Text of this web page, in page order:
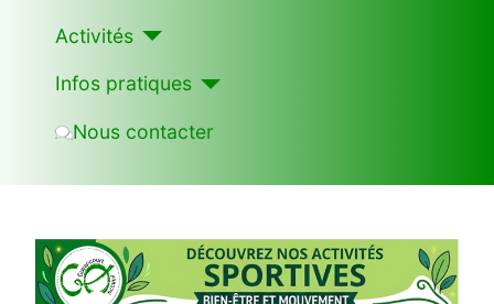
Activités
Infos pratiques
Nous contacter